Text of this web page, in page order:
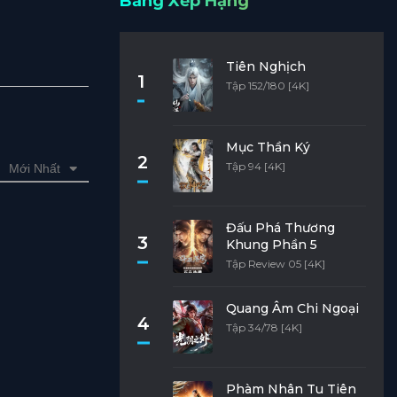
Mới Nhất
1
Tiên Nghịch
Tập 152/180 [4K]
2
Mục Thần Ký
Tập 94 [4K]
3
Đấu Phá Thương
Khung Phần 5
Tập Review 05 [4K]
4
Quang Âm Chi Ngoại
Tập 34/78 [4K]
Phàm Nhân Tu Tiên